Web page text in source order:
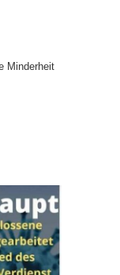
Minderheit